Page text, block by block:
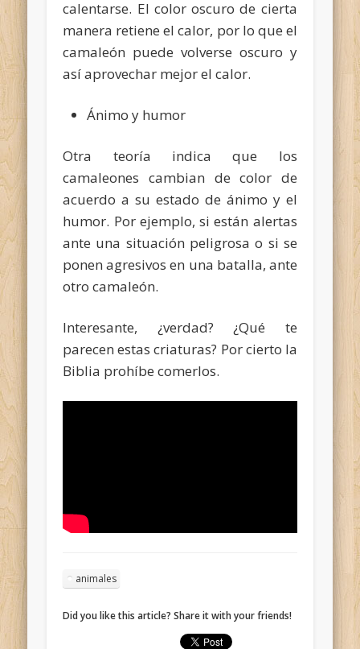
calentarse. El color oscuro de cierta
manera retiene el calor, por lo que el
camaleón puede volverse oscuro y
así aprovechar mejor el calor.
Ánimo y humor
Otra teoría indica que los
camaleones cambian de color de
acuerdo a su estado de ánimo y el
humor. Por ejemplo, si están alertas
ante una situación peligrosa o si se
ponen agresivos en una batalla, ante
otro camaleón.
Interesante, ¿verdad? ¿Qué te
parecen estas criaturas? Por cierto la
Biblia prohíbe comerlos.
animales
Did you like this article? Share it with your friends!